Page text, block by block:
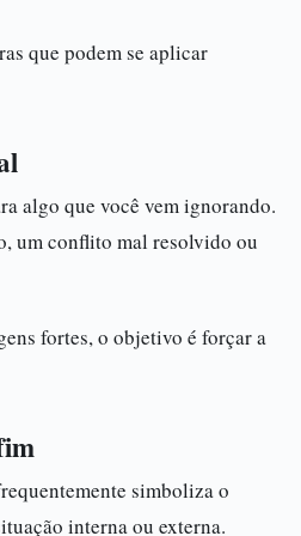
que podem se aplicar
algo que você vem ignorando.
um conflito mal resolvido ou
fortes, o objetivo é forçar a
simboliza o
interna ou externa.